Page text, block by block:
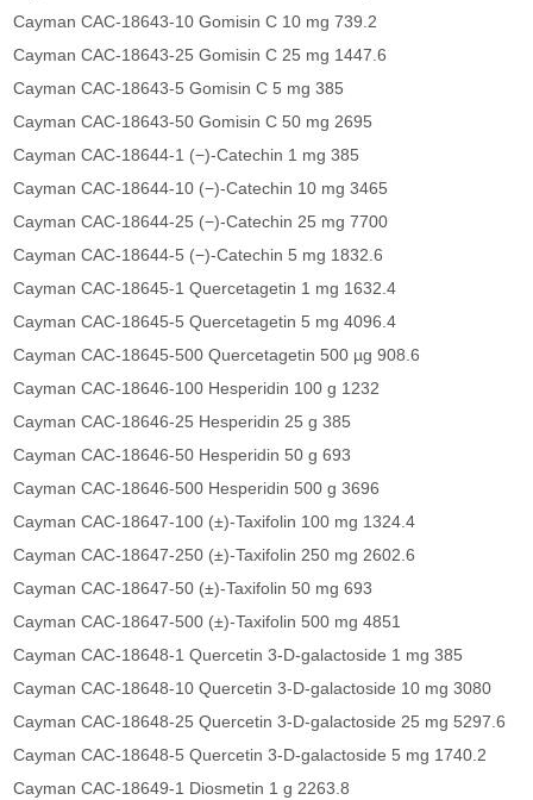
Cayman CAC-18643-10 Gomisin C 10 mg 739.2
Cayman CAC-18643-25 Gomisin C 25 mg 1447.6
Cayman CAC-18643-5 Gomisin C 5 mg 385
Cayman CAC-18643-50 Gomisin C 50 mg 2695
Cayman CAC-18644-1 (−)-Catechin 1 mg 385
Cayman CAC-18644-10 (−)-Catechin 10 mg 3465
Cayman CAC-18644-25 (−)-Catechin 25 mg 7700
Cayman CAC-18644-5 (−)-Catechin 5 mg 1832.6
Cayman CAC-18645-1 Quercetagetin 1 mg 1632.4
Cayman CAC-18645-5 Quercetagetin 5 mg 4096.4
Cayman CAC-18645-500 Quercetagetin 500 µg 908.6
Cayman CAC-18646-100 Hesperidin 100 g 1232
Cayman CAC-18646-25 Hesperidin 25 g 385
Cayman CAC-18646-50 Hesperidin 50 g 693
Cayman CAC-18646-500 Hesperidin 500 g 3696
Cayman CAC-18647-100 (±)-Taxifolin 100 mg 1324.4
Cayman CAC-18647-250 (±)-Taxifolin 250 mg 2602.6
Cayman CAC-18647-50 (±)-Taxifolin 50 mg 693
Cayman CAC-18647-500 (±)-Taxifolin 500 mg 4851
Cayman CAC-18648-1 Quercetin 3-D-galactoside 1 mg 385
Cayman CAC-18648-10 Quercetin 3-D-galactoside 10 mg 3080
Cayman CAC-18648-25 Quercetin 3-D-galactoside 25 mg 5297.6
Cayman CAC-18648-5 Quercetin 3-D-galactoside 5 mg 1740.2
Cayman CAC-18649-1 Diosmetin 1 g 2263.8